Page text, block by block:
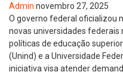
Admin novembro 27, 2025
O governo federal oficializou
novas universidades federais
políticas de educação
(Unind) e a Universidade
iniciativa visa atender